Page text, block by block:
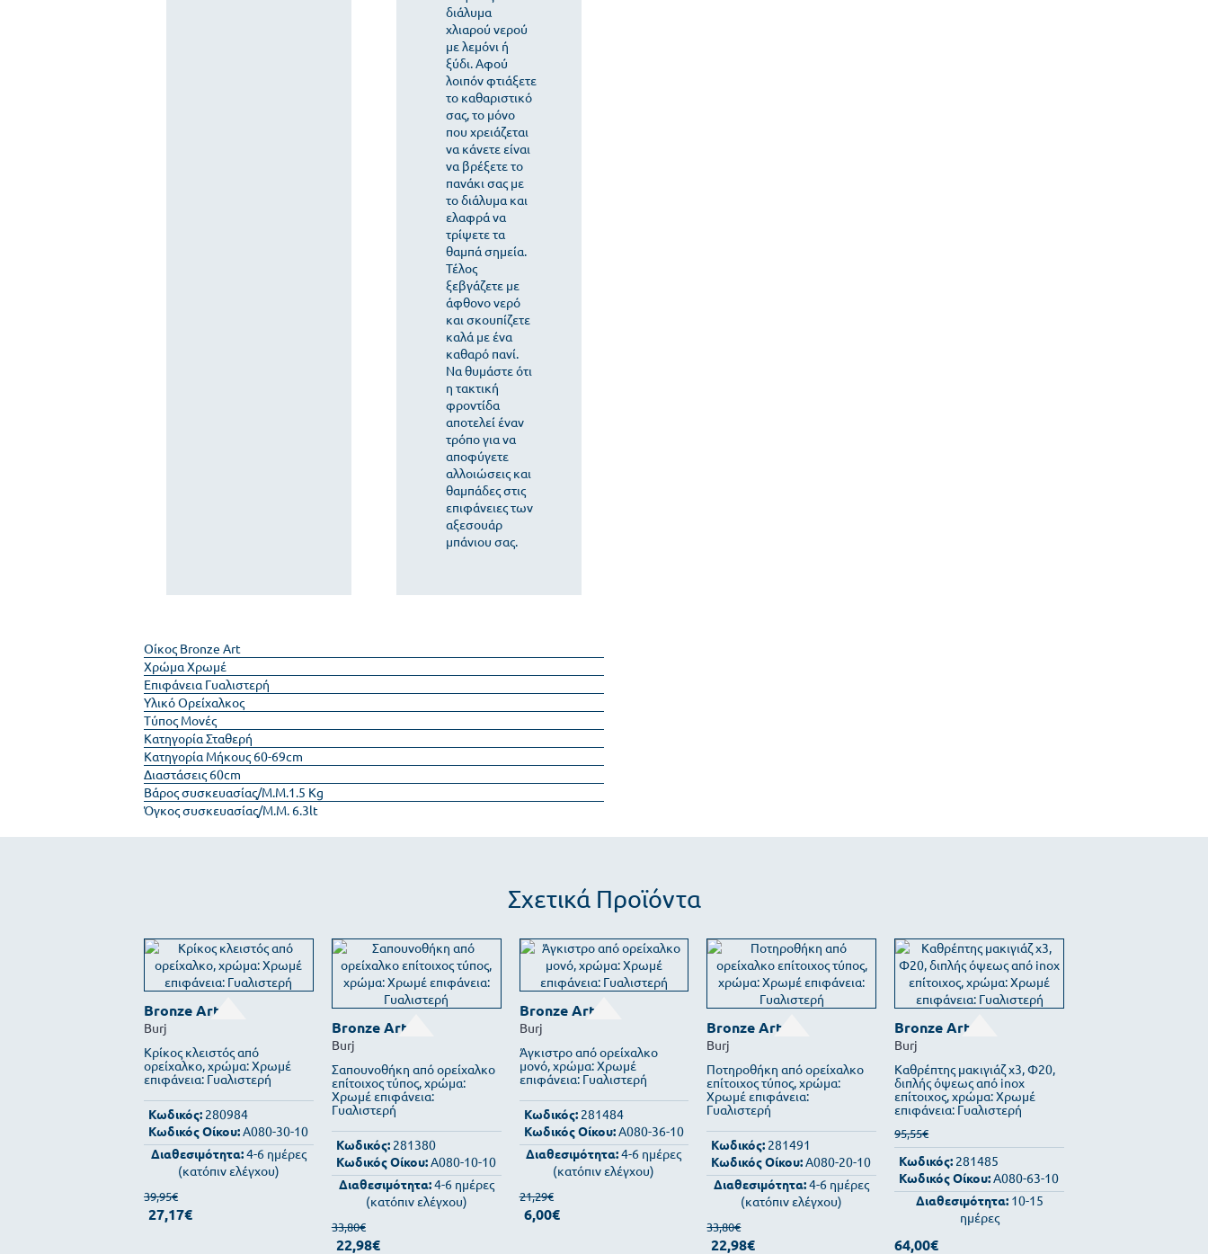
διάλυμα
χλιαρού νερού
με λεμόνι ή
ξύδι. Αφού
λοιπόν φτιάξετε
το καθαριστικό
σας, το μόνο
που χρειάζεται
να κάνετε είναι
να βρέξετε το
πανάκι σας με
το διάλυμα και
ελαφρά να
τρίψετε τα
θαμπά σημεία.
Τέλος
ξεβγάζετε με
άφθονο νερό
και σκουπίζετε
καλά με ένα
καθαρό πανί.
Να θυμάστε ότι
η τακτική
φροντίδα
αποτελεί έναν
τρόπο για να
αποφύγετε
αλλοιώσεις και
θαμπάδες στις
επιφάνειες των
αξεσουάρ
μπάνιου σας.
Οίκος Bronze Art
ΧρώμαΧρωμέ
Επιφάνεια Γυαλιστερή
ΥλικόΟρείχαλκος
Τύπος Μονές
ΚατηγορίαΣταθερή
Κατηγορία Μήκους 60-69cm
Διαστάσεις 60cm
Βάρος συσκευασίας/Μ.Μ.1.5 Kg
Όγκος συσκευασίας/Μ.Μ. 6.3lt
Σχετικά Προϊόντα
Bronze Art
Burj
Κρίκος κλειστός από
ορείχαλκο, χρώμα: Χρωμέ
επιφάνεια: Γυαλιστερή
Κωδικός: 280984
Κωδικός Οίκου:A080-30-10
Διαθεσιμότητα:4-6 ημέρες
(κατόπιν ελέγχου)
39,95€
27,17€
Bronze Art
Burj
Σαπουνοθήκη από ορείχαλκο
επίτοιχος τύπος, χρώμα:
Χρωμέ επιφάνεια:
Γυαλιστερή
Κωδικός:281380
Κωδικός Οίκου:A080-10-10
Διαθεσιμότητα:4-6 ημέρες
(κατόπιν ελέγχου)
33,80€
22,98€
Bronze Art
Burj
Άγκιστρο από ορείχαλκο
μονό, χρώμα: Χρωμέ
επιφάνεια: Γυαλιστερή
Κωδικός:281484
Κωδικός Οίκου:A080-36-10
Διαθεσιμότητα:4-6 ημέρες
(κατόπιν ελέγχου)
21,29€
6,00€
Bronze Art
Burj
Ποτηροθήκη από ορείχαλκο
επίτοιχος τύπος, χρώμα:
Χρωμέ επιφάνεια:
Γυαλιστερή
Κωδικός: 281491
Κωδικός Οίκου:A080-20-10
Διαθεσιμότητα:4-6 ημέρες
(κατόπιν ελέγχου)
33,80€
22,98€
Bronze Art
Burj
Καθρέπτης μακιγιάζ x3, Φ20,
διπλής όψεως από inox
επίτοιχος, χρώμα: Χρωμέ
επιφάνεια: Γυαλιστερή
95,55€
Κωδικός: 281485
Κωδικός Οίκου:A080-63-10
Διαθεσιμότητα:10-15
ημέρες
64,00€